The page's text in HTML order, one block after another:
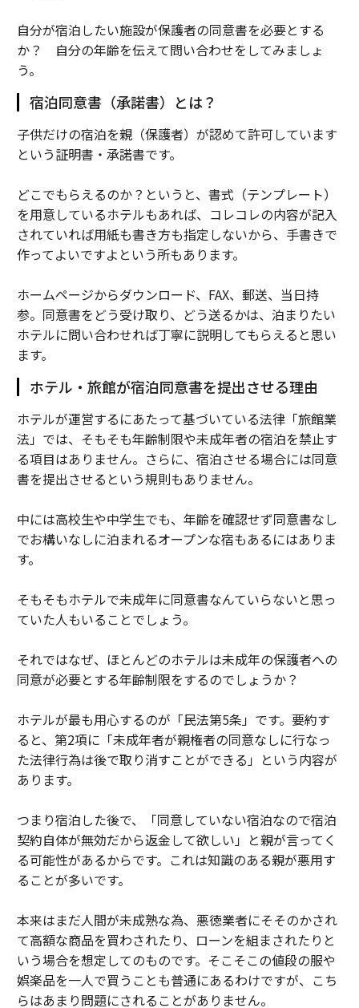
自分が宿泊したい施設が保護者の同意書を必要とする
か？ 自分の年齢を伝えて問い合わせをしてみましょ
う。
宿泊同意書（承諾書）とは？
子供だけの宿泊を親（保護者）が認めて許可しています
という証明書・承諾書です。
どこでもらえるのか？というと、書式（テンプレート）
を用意しているホテルもあれば、コレコレの内容が記入
されていれば用紙も書き方も指定しないから、手書きで
作ってよいですよという所もあります。
ホームページからダウンロード、FAX、郵送、当日持
参。同意書をどう受け取り、どう送るかは、泊まりたい
ホテルに問い合わせれば丁寧に説明してもらえると思い
ます。
ホテル・旅館が宿泊同意書を提出させる理由
ホテルが運営するにあたって基づいている法律「旅館業
法」では、そもそも年齢制限や未成年者の宿泊を禁止す
る項目はありません。さらに、宿泊させる場合には同意
書を提出させるという規則もありません。
中には高校生や中学生でも、年齢を確認せず同意書なし
でお構いなしに泊まれるオープンな宿もあるにはありま
す。
そもそもホテルで未成年に同意書なんていらないと思っ
ていた人もいることでしょう。
それではなぜ、ほとんどのホテルは未成年の保護者への
同意が必要とする年齢制限をするのでしょうか？
ホテルが最も用心するのが「民法第5条」です。要約す
ると、第2項に「未成年者が親権者の同意なしに行なっ
た法律行為は後で取り消すことができる」という内容が
あります。
つまり宿泊した後で、「同意していない宿泊なので宿泊
契約自体が無効だから返金して欲しい」と親が言ってく
る可能性があるからです。これは知識のある親が悪用す
ることが多いです。
本来はまだ人間が未成熟な為、悪徳業者にそそのかされ
て高額な商品を買わされたり、ローンを組まされたりと
いう場合を想定してのものです。そこそこの値段の服や
娯楽品を一人で買うことも普通にあるわけですが、こち
らはあまり問題にされることがありません。